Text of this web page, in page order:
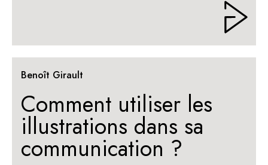
Benoît Girault
Comment utiliser les
illustrations dans sa
communication ?